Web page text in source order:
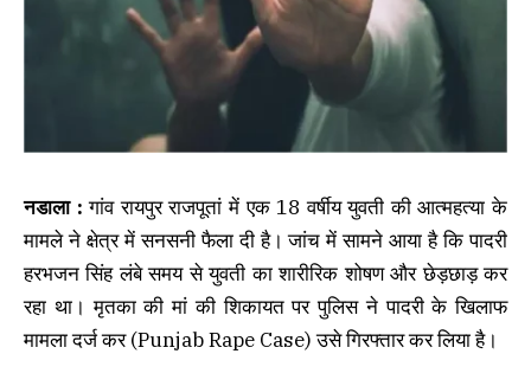
नडाला : गांव रायपुर राजपूतां में एक 18 वर्षीय युवती की आत्महत्या के
मामले ने क्षेत्र में सनसनी फैला दी है। जांच में सामने आया है कि पादरी
हरभजन सिंह लंबे समय से युवती का शारीरिक शोषण और छेड़छाड़ कर
रहा था। मृतका की मां की शिकायत पर पुलिस ने पादरी के खिलाफ
मामला दर्ज कर (Punjab Rape Case) उसे गिरफ्तार कर लिया है।